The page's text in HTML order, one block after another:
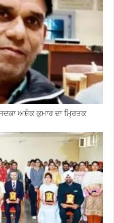
ਅਸ਼ੋਕ ਕੁਮਾਰ ਦਾ ਮ੍ਰਿਤਕ